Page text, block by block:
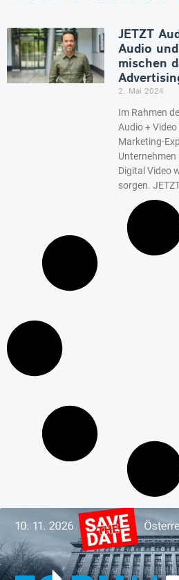
JETZT
Audio
mischen
2. Mai 2024
Im Rahmen
Audio +
Marketing-
Digital Video
sorgen.